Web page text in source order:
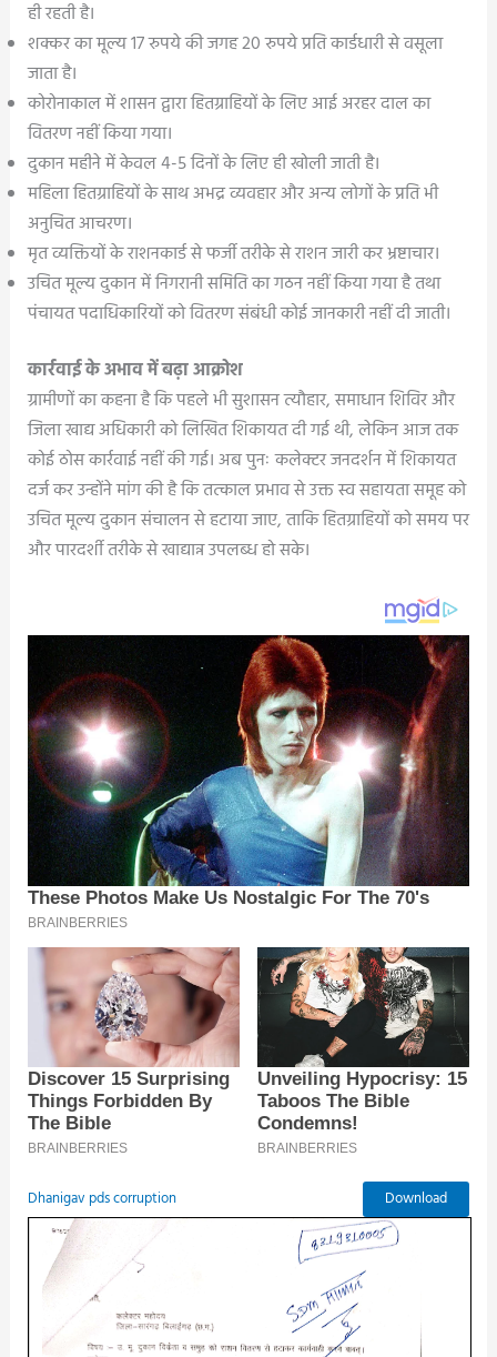
ही रहती है।
शक्कर का मूल्य 17 रुपये की जगह 20 रुपये प्रति कार्डधारी से वसूला
जाता है।
कोरोनाकाल में शासन द्वारा हितग्राहियों के लिए आई अरहर दाल का
वितरण नहीं किया गया।
दुकान महीने में केवल 4-5 दिनों के लिए ही खोली जाती है।
महिला हितग्राहियों के साथ अभद्र व्यवहार और अन्य लोगों के प्रति भी
अनुचित आचरण।
मृत व्यक्तियों के राशनकार्ड से फर्जी तरीके से राशन जारी कर भ्रष्टाचार।
उचित मूल्य दुकान में निगरानी समिति का गठन नहीं किया गया है तथा
पंचायत पदाधिकारियों को वितरण संबंधी कोई जानकारी नहीं दी जाती।
कार्रवाई के अभाव में बढ़ा आक्रोश
ग्रामीणों का कहना है कि पहले भी सुशासन त्यौहार, समाधान शिविर और
जिला खाद्य अधिकारी को लिखित शिकायत दी गई थी, लेकिन आज तक
कोई ठोस कार्रवाई नहीं की गई। अब पुनः कलेक्टर जनदर्शन में शिकायत
दर्ज कर उन्होंने मांग की है कि तत्काल प्रभाव से उक्त स्व सहायता समूह को
उचित मूल्य दुकान संचालन से हटाया जाए, ताकि हितग्राहियों को समय पर
और पारदर्शी तरीके से खाद्यान्न उपलब्ध हो सके।
Dhanigav pds corruption Download